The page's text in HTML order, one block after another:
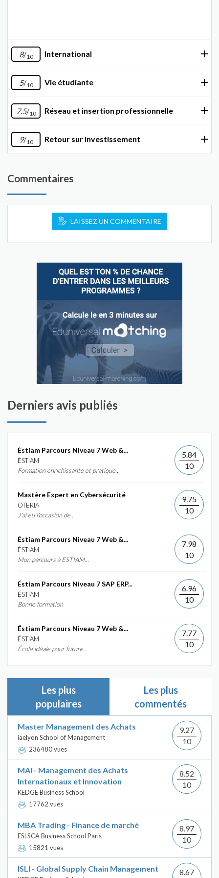
8/10 International
5/10 Vie étudiante
7.5/10 Réseau et insertion professionnelle
9/10 Retour sur investissement
Commentaires
LAISSEZ UN COMMENTAIRE
Derniers avis publiés
Éstiam Parcours Niveau 7 Web &...
ÉSTIAM
Formation enrichissante et pratique...
5.84
10
Mastère Expert en Cybersécurité
OTERIA
J'ai eu l'occasion de...
9.75
10
Éstiam Parcours Niveau 7 Web &...
ÉSTIAM
Mon parcours à ESTIAM...
7.98
10
Éstiam Parcours Niveau 7 SAP ERP...
ÉSTIAM
Bonne formation
6.96
10
Éstiam Parcours Niveau 7 Web &...
ÉSTIAM
École idéale pour future...
7.77
10
Les plus
populaires
Les plus
commentés
Master Management des Achats
iaelyon School of Management
236480 vues
9.27
10
MAI - Management des Achats
Internationaux et Innovation
KEDGE Business School
17762 vues
8.52
10
MBA Trading - Finance de marché
ESLSCA Business School Paris
15821 vues
8.97
10
ISLI - Global Supply Chain Management
8.67